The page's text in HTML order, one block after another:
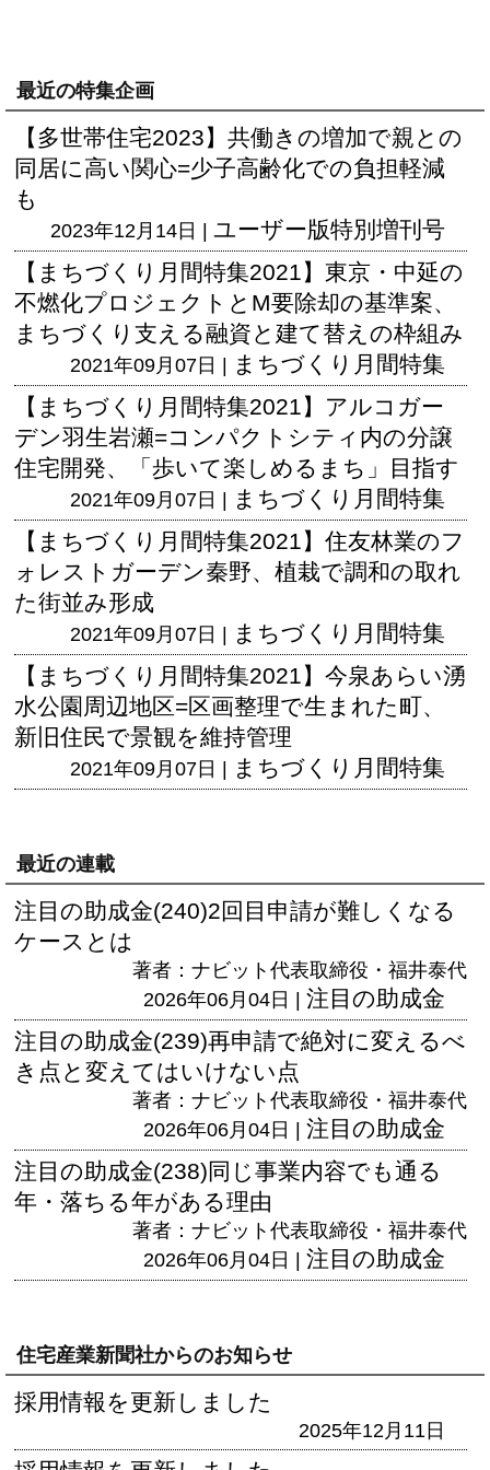
最近の特集企画
【多世帯住宅2023】共働きの増加で親との
同居に高い関心=少子高齢化での負担軽減
も
2023年12月14日 | ユーザー版特別増刊号
【まちづくり月間特集2021】東京・中延の
不燃化プロジェクトとM要除却の基準案、
まちづくり支える融資と建て替えの枠組み
2021年09月07日 | まちづくり月間特集
【まちづくり月間特集2021】アルコガー
デン羽生岩瀬=コンパクトシティ内の分譲
住宅開発、「歩いて楽しめるまち」目指す
2021年09月07日 | まちづくり月間特集
【まちづくり月間特集2021】住友林業のフ
ォレストガーデン秦野、植栽で調和の取れ
た街並み形成
2021年09月07日 | まちづくり月間特集
【まちづくり月間特集2021】今泉あらい湧
水公園周辺地区=区画整理で生まれた町、
新旧住民で景観を維持管理
2021年09月07日 | まちづくり月間特集
最近の連載
注目の助成金(240)2回目申請が難しくなる
ケースとは
著者：ナビット代表取締役・福井泰代
2026年06月04日 | 注目の助成金
注目の助成金(239)再申請で絶対に変えるべ
き点と変えてはいけない点
著者：ナビット代表取締役・福井泰代
2026年06月04日 | 注目の助成金
注目の助成金(238)同じ事業内容でも通る
年・落ちる年がある理由
著者：ナビット代表取締役・福井泰代
2026年06月04日 | 注目の助成金
住宅産業新聞社からのお知らせ
採用情報を更新しました
2025年12月11日